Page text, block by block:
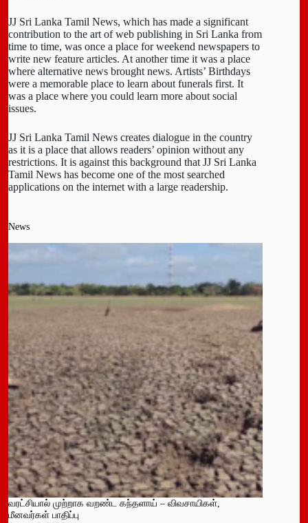
JJ Sri Lanka Tamil News, which has made a significant
contribution to the art of web publishing in Sri Lanka from
time to time, was once a place for weekend newspapers to
write new feature articles. At another time it was a place
where alternative news brought news. Artists’ Birthdays
were a memorable place to learn about funerals first. It
was a place where you could learn more about social
issues.
JJ Sri Lanka Tamil News creates dialogue in the country
as it is a place that allows readers’ opinion without any
restrictions. It is against this background that JJ Sri Lanka
Tamil News has become one of the most searched
applications on the internet with a large readership.
News
வரட்சியால் முற்றாக வறண்ட கந்தளாய் – விவசாயிகள்,
மீனவர்கள் பாதிப்பு